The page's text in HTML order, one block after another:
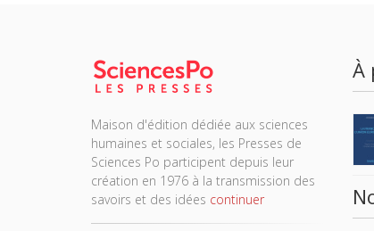
Maison d'édition dédiée aux sciences
humaines et sociales, les Presses de
Sciences Po participent depuis leur
création en 1976 à la transmission des
savoirs et des idées continuer
À